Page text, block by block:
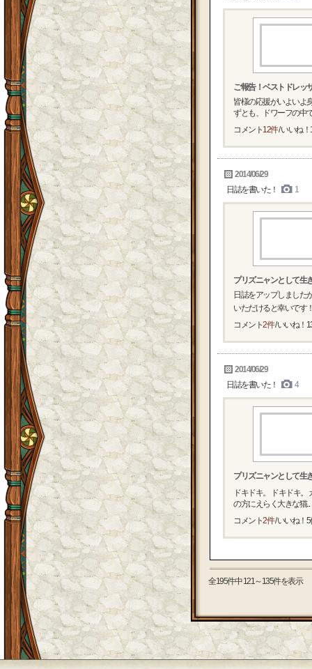
ご報告！ベストドレッ
皆様の応援がいよいよ
ずとも、ドワーフの中
コメント12件/ いいね！
2014/06/29
日誌を書いた！
1
プリズニャンとして生
日誌をアップしました
いただけると幸いです
コメント2件/ いいね！
2014/06/29
日誌を書いた！
4
プリズニャンとして生
ドキドキ。 ドキドキ。
の方にえらく大きな猫...
コメント2件/ いいね！ 5
全195件中 121～135件を表示